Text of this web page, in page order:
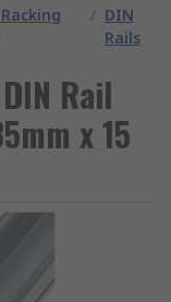
/ DIN
Rails
Rail
x 15